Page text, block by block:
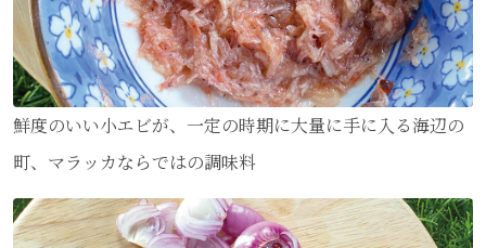
鮮度のいい小エビが、一定の時期に大量に手に入る海辺の
町、マラッカならではの調味料